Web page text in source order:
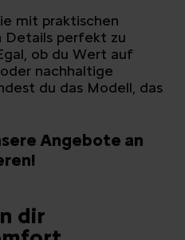
mit praktischen
Details perfekt zu
ob du Wert auf
nachhaltige
du das Modell, das
Angebote an
dir